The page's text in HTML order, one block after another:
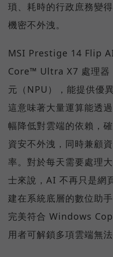
瑣、耗時的行政庶務變
機密不外洩。
MSI Prestige 14 Flip
Core™ Ultra X7 處理器
元（NPU），能提供優
這意味著大量運算能透
幅降低對雲端的依賴，
資安不外洩，同時兼顧
率。對於每天需要處理
士來說，AI 不再只是網
建在系統底層的數位助
完美符合 Windows
用者可解鎖多項雲端無